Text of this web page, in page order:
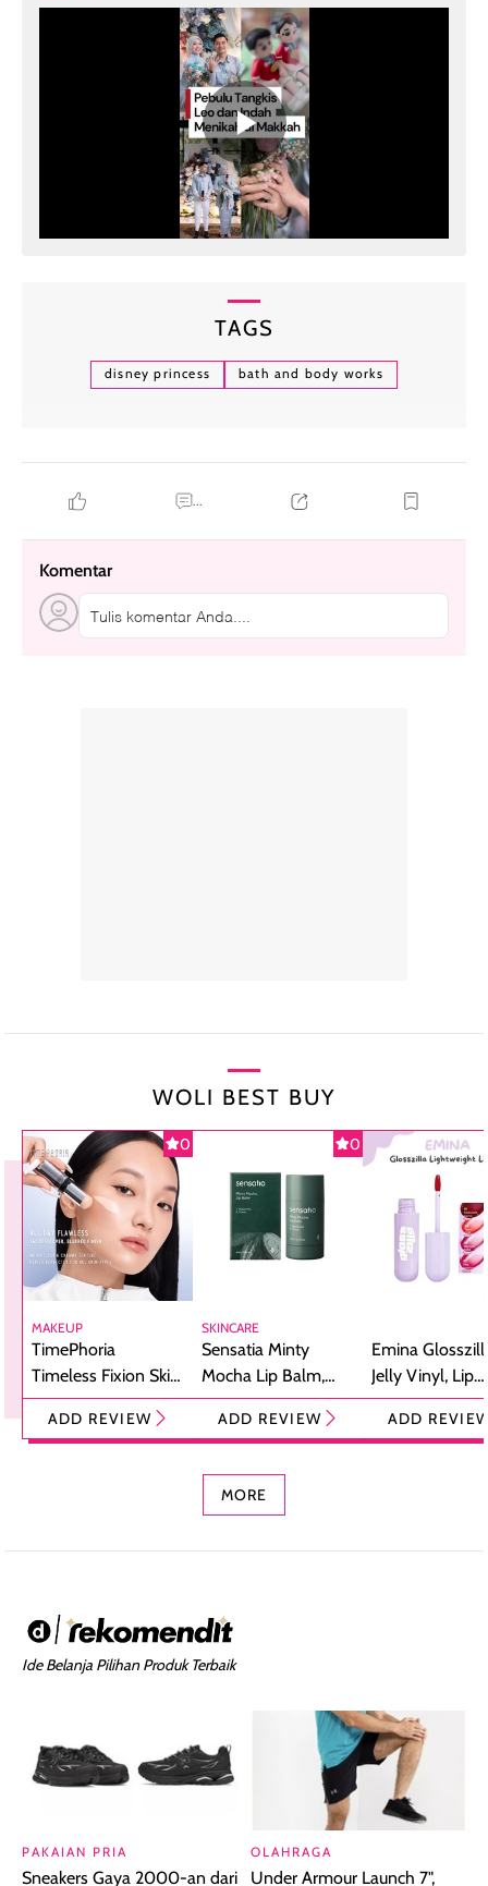
TAGS
disney princess bath and body works
...
Komentar
Tulis komentar Anda....
WOLI BEST BUY
0
MAKEUP
TimePhoria
Timeless Fixion Skin
Tint Stick,
Foundation dan
ADD REVIEW
0
SKINCARE
Sensatia Minty
Mocha Lip Balm,
Pelembap Bibir
dengan Aroma
ADD REVIEW
Emina
Jelly Vinyl, Lip
Cream Glossy
Ringan
ADD
MORE
Ide Belanja Pilihan Produk Terbaik
PAKAIAN PRIA
Sneakers Gaya 2000-an dari
OLAHRAGA
Under Armour Launch 7",